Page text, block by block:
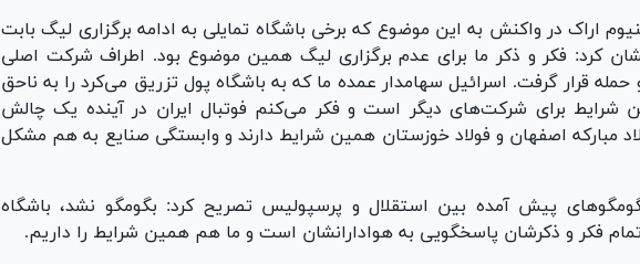
اراک در واکنش به این موضوع که برخی باشگاه تمایلی به ادامه برگزاری لیگ بابت
کرد: فکر و ذکر ما برای عدم برگزاری لیگ همین موضوع بود. اطراف شرکت اصلی
حمله قرار گرفت. اسرائیل سهامدار عمده ما که به باشگاه پول تزریق می‌کرد را به ناحق
شرایط برای شرکت‌های دیگر است و فکر می‌کنم فوتبال ایران در آینده یک چالش
مبارکه اصفهان و فولاد خوزستان همین شرایط دارند و وابستگی صنایع به هم مشکل
پیش آمده بین استقلال و پرسپولیس تصریح کرد: بگومگو نشد، باشگاه
فکر و ذکرشان پاسخگویی به هوادارانشان است و ما هم همین شرایط را داریم.